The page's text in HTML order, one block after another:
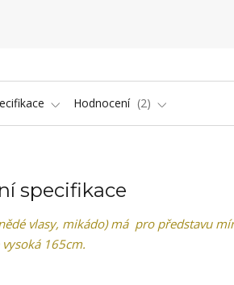
Hodnocení 2
specifikace
vlasy, mikádo) má pro představu
vysoká 165cm.